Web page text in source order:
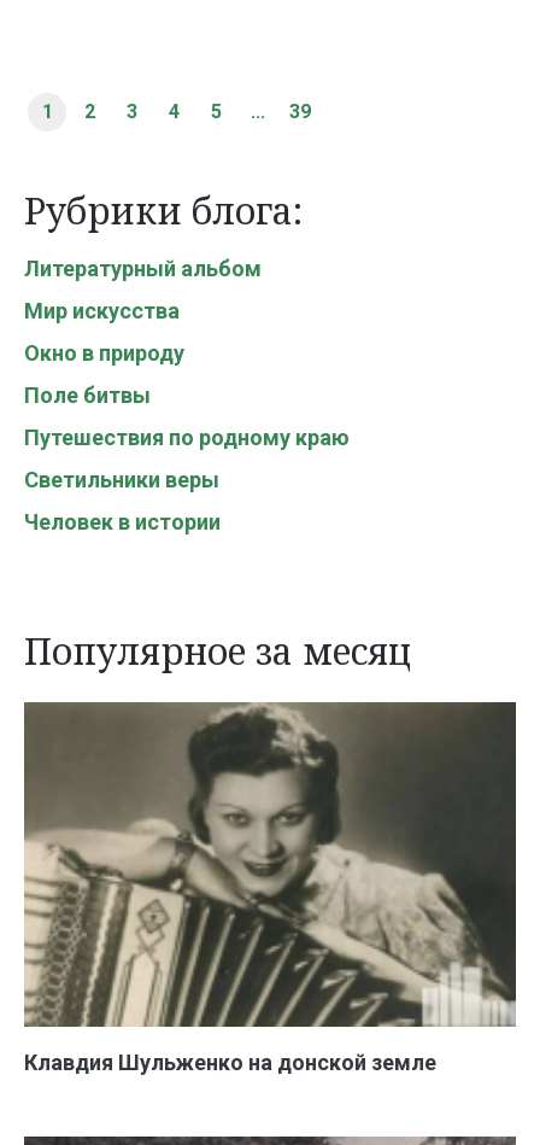
1 2 3 4 5 ... 39
Рубрики блога:
Литературный альбом
Мир искусства
Окно в природу
Поле битвы
Путешествия по родному краю
Светильники веры
Человек в истории
Популярное за месяц
Клавдия Шульженко на донской земле